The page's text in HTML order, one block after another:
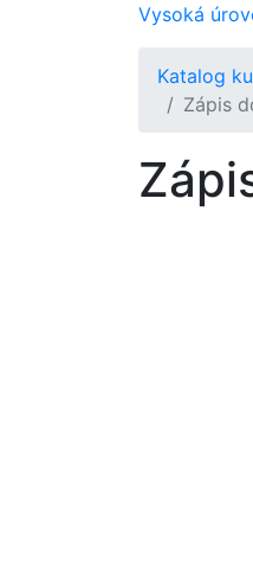
Vysoká
Katalog
Zápis